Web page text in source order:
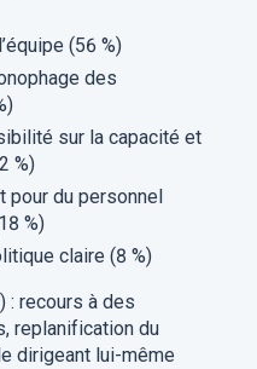
(56 %)
des
sur la capacité et
%)
pour du personnel
%)
claire (8 %)
: recours à des
replanification du
dirigeant lui-même​